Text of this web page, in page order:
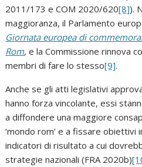
2011/173 e COM 2020/620[8]).
maggioranza, il Parlamento
Giornata europea di
Rom,e la Commissione rinnova
membri di fare lo stesso[9].
Anche se gli atti legislativi
hanno forza vincolante, essi
a diffondere una maggiore
‘mondo rom’ e a fissare obiettivi
indicatori di risultato a cui
strategie nazionali (FRA 2020b)